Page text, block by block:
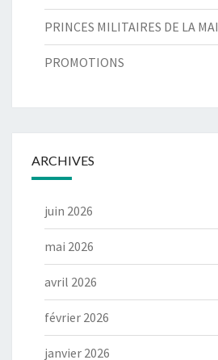
PRINCES MILITAIRES DE LA
PROMOTIONS
ARCHIVES
juin 2026
mai 2026
avril 2026
février 2026
janvier 2026